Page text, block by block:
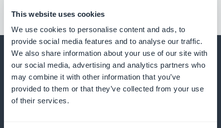
This website uses cookies
We use cookies to personalise content and ads, to
provide social media features and to analyse our traffic.
We also share information about your use of our site with
our social media, advertising and analytics partners who
may combine it with other information that you’ve
provided to them or that they’ve collected from your use
of their services.
Og meget mere